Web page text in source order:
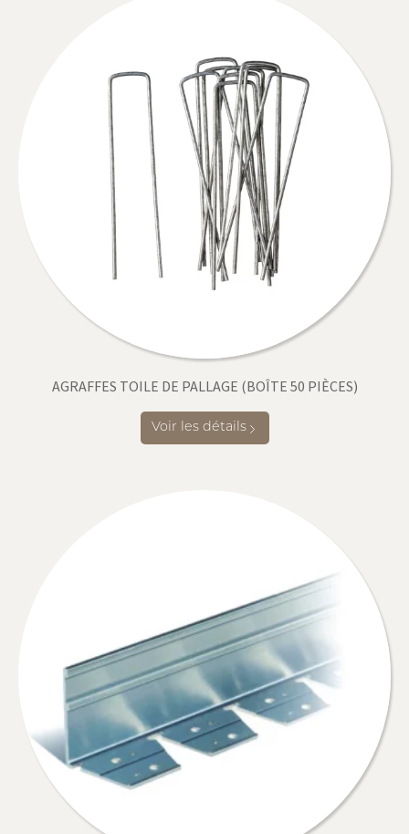
AGRAFFES TOILE DE PALLAGE (BOÎTE 50 PIÈCES)
Voir les détails